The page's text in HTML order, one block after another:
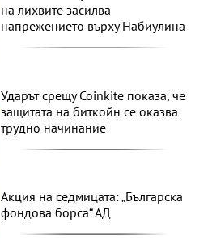
на лихвите засилва
напрежението върху Набиулина
Ударът срещу Coinkite показа, че
защитата на биткойн се оказва
трудно начинание
Акция на седмицата: „Българска
фондова борса“ АД